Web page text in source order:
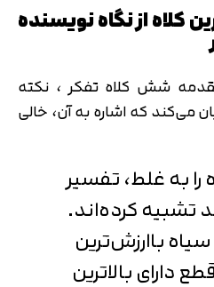
کلاه از نگاه نویسنده
شش کلاه تفکر ، نکته
می‌کند که اشاره به آن، خالی
را به غلط، تفسیر
تشبیه کرده‌اند.
باارزش‌ترین
دارای بالاترین